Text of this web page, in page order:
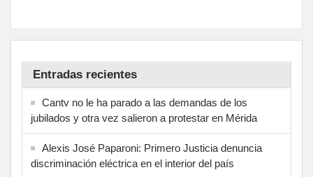
Entradas recientes
Cantv no le ha parado a las demandas de los
jubilados y otra vez salieron a protestar en Mérida
Alexis José Paparoni: Primero Justicia denuncia
discriminación eléctrica en el interior del país